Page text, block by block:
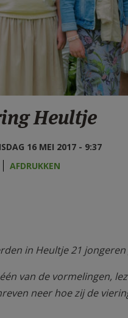
Heultje
16 MEI 2017 - 9:37
AFDRUKKEN
in Heultje 21
van de vormelingen,
neer hoe zij de